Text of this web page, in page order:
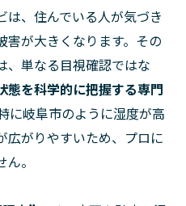
は、住んでいる人が気づき
害が大きくなります。その
、単なる目視確認ではな
態を科学的に把握する専門
に岐阜市のように湿度が高
広がりやすいため、プロに
。